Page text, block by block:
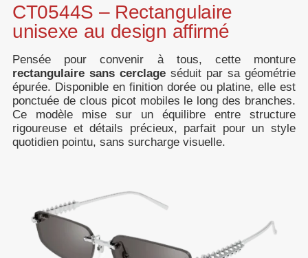
CT0544S – Rectangulaire
unisexe au design affirmé
Pensée pour convenir à tous, cette monture
rectangulaire sans cerclage séduit par sa géométrie
épurée. Disponible en finition dorée ou platine, elle est
ponctuée de clous picot mobiles le long des branches.
Ce modèle mise sur un équilibre entre structure
rigoureuse et détails précieux, parfait pour un style
quotidien pointu, sans surcharge visuelle.